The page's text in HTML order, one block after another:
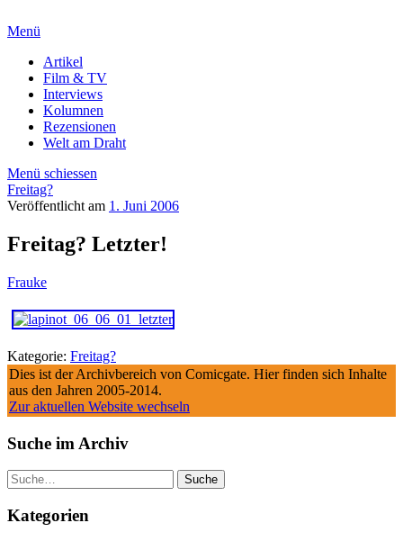
Menü
Artikel
Film & TV
Interviews
Kolumnen
Rezensionen
Welt am Draht
Menü schiessen
Freitag?
Veröffentlicht am 1. Juni 2006
Freitag? Letzter!
Frauke
Kategorie: Freitag?
Dies ist der Archivbereich von Comicgate. Hier finden sich Inhalte
aus den Jahren 2005-2014.
Zur aktuellen Website wechseln
Suche im Archiv
Suche
Kategorien